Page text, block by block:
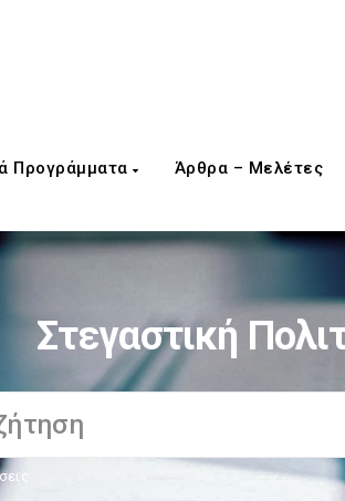
Προγράμματα Άρθρα – Μελέτες
Στεγαστική